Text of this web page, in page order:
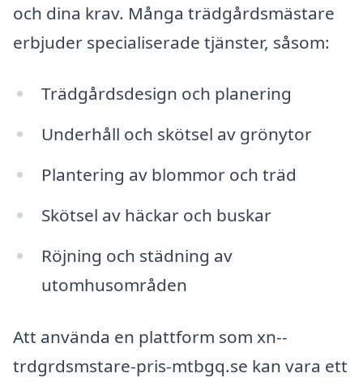
och dina krav. Många trädgårdsmästare
erbjuder specialiserade tjänster, såsom:
Trädgårdsdesign och planering
Underhåll och skötsel av grönytor
Plantering av blommor och träd
Skötsel av häckar och buskar
Röjning och städning av
utomhusområden
Att använda en plattform som xn--
trdgrdsmstare-pris-mtbgq.se kan vara ett